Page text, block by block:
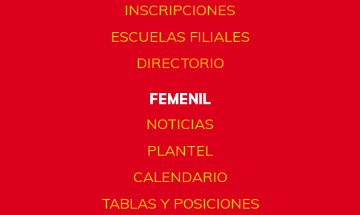
INSCRIPCIONES
ESCUELAS FILIALES
DIRECTORIO
FEMENIL
NOTICIAS
PLANTEL
CALENDARIO
TABLAS Y POSICIONES